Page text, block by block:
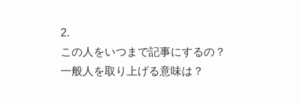
2.
この人をいつまで記事にするの？
一般人を取り上げる意味は？